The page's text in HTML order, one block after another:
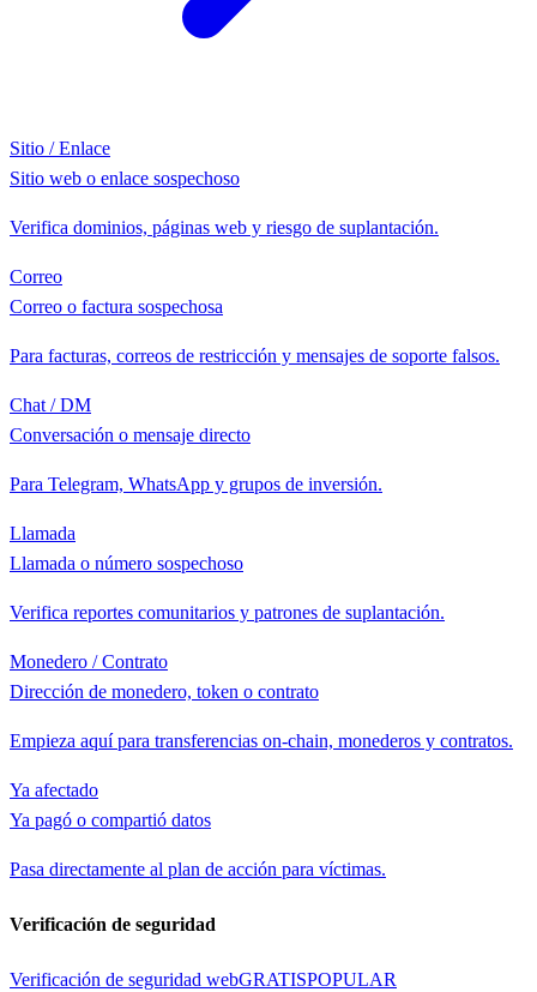
Sitio / Enlace
Sitio web o enlace sospechoso
Verifica dominios, páginas web y riesgo de suplantación.
Correo
Correo o factura sospechosa
Para facturas, correos de restricción y mensajes de soporte falsos.
Chat / DM
Conversación o mensaje directo
Para Telegram, WhatsApp y grupos de inversión.
Llamada
Llamada o número sospechoso
Verifica reportes comunitarios y patrones de suplantación.
Monedero / Contrato
Dirección de monedero, token o contrato
Empieza aquí para transferencias on-chain, monederos y contratos.
Ya afectado
Ya pagó o compartió datos
Pasa directamente al plan de acción para víctimas.
Verificación de seguridad
Verificación de seguridad webGRATISPOPULAR